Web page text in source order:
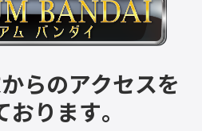
らのアクセスを
ります。